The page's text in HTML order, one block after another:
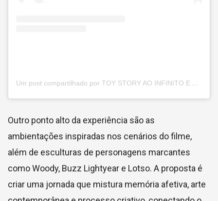
Um post compartilhado por TOY STORY AO INFINITO E ALÉM: A EXPOSIÇÃO (@toystory_exposicao)
Outro ponto alto da experiência são as
ambientações inspiradas nos cenários do filme,
além de esculturas de personagens marcantes
como Woody, Buzz Lightyear e Lotso. A proposta é
criar uma jornada que mistura memória afetiva, arte